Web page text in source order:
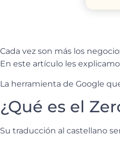
Cada vez son más los
En este artículo les
La herramienta de Google
¿Qué es el
Su traducción al castellano